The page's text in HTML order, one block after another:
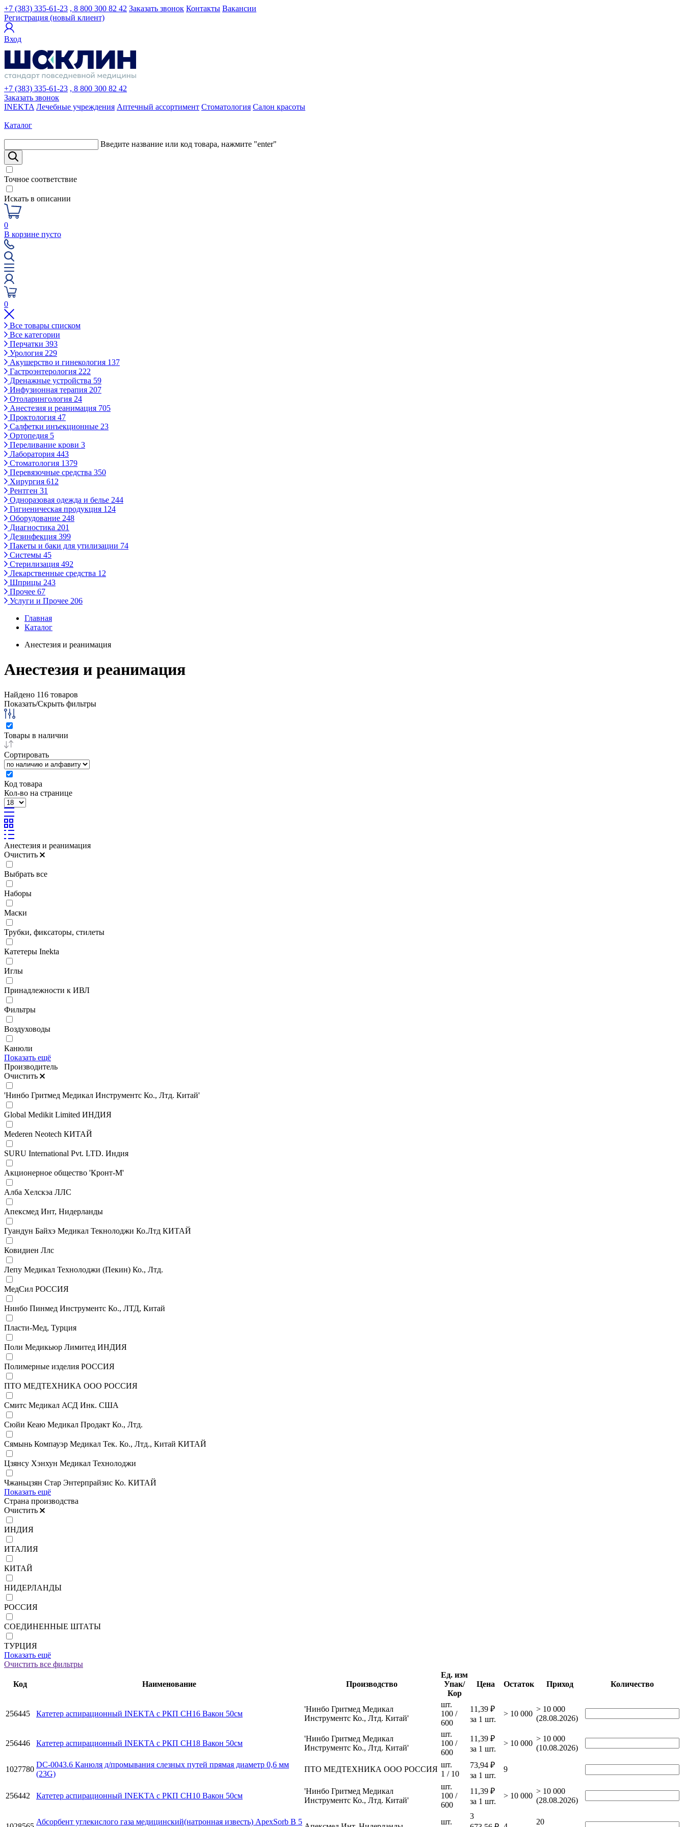
+7 (383) 335-61-23 , 8 800 300 82 42 Заказать звонок Контакты Вакансии
Регистрация (новый клиент)
Вход
+7 (383) 335-61-23 , 8 800 300 82 42
Заказать звонок
INEKTA Лечебные учреждения Аптечный ассортимент Стоматология Салон красоты
Каталог
Введите название или код товара, нажмите "enter"
Точное соответствие
Искать в описании
0
В корзине пусто
0
Все товары списком
Все категории
Перчатки 393
Урология 229
Акушерство и гинекология 137
Гастроэнтерология 222
Дренажные устройства 59
Инфузионная терапия 207
Отоларингология 24
Анестезия и реанимация 705
Проктология 47
Салфетки инъекционные 23
Ортопедия 5
Переливание крови 3
Лаборатория 443
Стоматология 1379
Перевязочные средства 350
Хирургия 612
Рентген 31
Одноразовая одежда и белье 244
Гигиеническая продукция 124
Оборудование 248
Диагностика 201
Дезинфекция 399
Пакеты и баки для утилизации 74
Системы 45
Стерилизация 492
Лекарственные средства 12
Шприцы 243
Прочее 67
Услуги и Прочее 206
Главная
Каталог
Анестезия и реанимация
Анестезия и реанимация
Найдено 116 товаров
Показать/Скрыть фильтры
Товары в наличии
Сортировать
Код товара
Кол-во на странице
Анестезия и реанимация
Очистить
Выбрать все
Наборы
Маски
Трубки, фиксаторы, стилеты
Катетеры Inekta
Иглы
Принадлежности к ИВЛ
Фильтры
Воздуховоды
Канюли
Показать ещё
Производитель
Очистить
'Нинбо Гритмед Медикал Инструментс Ко., Лтд. Китай'
Global Medikit Limited ИНДИЯ
Mederen Neotech КИТАЙ
SURU International Pvt. LTD. Индия
Акционерное общество 'Кронт-М'
Алба Хелскэа ЛЛС
Апексмед Инт, Нидерланды
Гуандун Байхэ Медикал Текнолоджи Ко.Лтд КИТАЙ
Ковидиен Ллс
Лепу Медикал Технолоджи (Пекин) Ко., Лтд.
МедСил РОССИЯ
Нинбо Пинмед Инструментс Ко., ЛТД, Китай
Пласти-Мед, Турция
Поли Медикьюр Лимитед ИНДИЯ
Полимерные изделия РОССИЯ
ПТО МЕДТЕХНИКА ООО РОССИЯ
Смитс Медикал АСД Инк. США
Сюйи Кеаю Медикал Продакт Ко., Лтд.
Сямынь Компауэр Медикал Тек. Ко., Лтд., Китай КИТАЙ
Цзянсу Хэнхун Медикал Технолоджи
Чжаньцзян Стар Энтерпрайзис Ко. КИТАЙ
Показать ещё
Страна производства
Очистить
ИНДИЯ
ИТАЛИЯ
КИТАЙ
НИДЕРЛАНДЫ
РОССИЯ
СОЕДИНЕННЫЕ ШТАТЫ
ТУРЦИЯ
Показать ещё
Очистить все фильтры
Код Наименование Производство
Ед. изм
Упак/
Кор
Цена Остаток Приход Количество
256445 Катетер аспирационный INEKTA с РКП CH16 Вакон 50см
'Нинбо Гритмед Медикал
Инструментс Ко., Лтд. Китай'
шт.
100 /
600
11,39 ₽
за 1 шт.
> 10 000
> 10 000
(28.08.2026)
256446 Катетер аспирационный INEKTA с РКП CH18 Вакон 50см
'Нинбо Гритмед Медикал
Инструментс Ко., Лтд. Китай'
шт.
100 /
600
11,39 ₽
за 1 шт.
> 10 000
> 10 000
(10.08.2026)
1027780
DC-0043.6 Канюля д/промывания слезных путей прямая диаметр 0,6 мм
(23G)
ПТО МЕДТЕХНИКА ООО РОССИЯ
шт.
1 / 10
73,94 ₽
за 1 шт.
9
256442 Катетер аспирационный INEKTA с РКП CH10 Вакон 50см
'Нинбо Гритмед Медикал
Инструментс Ко., Лтд. Китай'
шт.
100 /
600
11,39 ₽
за 1 шт.
> 10 000
> 10 000
(28.08.2026)
Абсорбент углекислого газа медицинский(натронная известь) ApexSorb B 5
шт.
3
20